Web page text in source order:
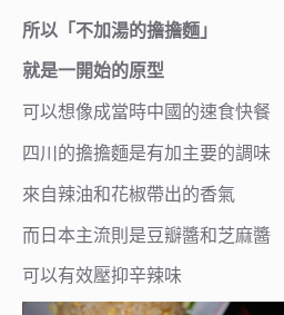
所以「不加湯的擔擔麵」
就是一開始的原型
可以想像成當時中國的速食快餐
四川的擔擔麵是有加主要的調味
來自辣油和花椒帶出的香氣
而日本主流則是豆瓣醬和芝麻醬
可以有效壓抑辛辣味